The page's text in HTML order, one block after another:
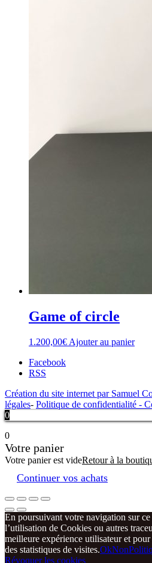
Game of circle
1.200,00€ Ajouter au panier
Facebook
RSS
Création du site internet par Samuel
légales- Politique de confidentialité -
0
0
Votre panier
Votre panier est videRetour à la
Continuer vos achats
En poursuivant votre navigation sur ce
l’utilisation de Cookies ou autres
meilleure expérience utilisateur et pour
des statistiques de visites.OkNon
Révoquer les cookies